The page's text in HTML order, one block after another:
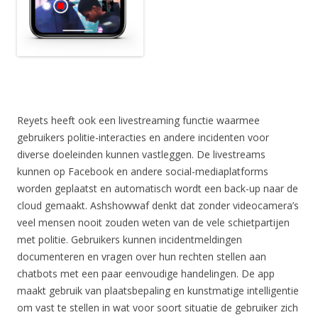
Reyets heeft ook een livestreaming functie waarmee
gebruikers politie-interacties en andere incidenten voor
diverse doeleinden kunnen vastleggen. De livestreams
kunnen op Facebook en andere social-mediaplatforms
worden geplaatst en automatisch wordt een back-up naar de
cloud gemaakt. Ashshowwaf denkt dat zonder videocamera’s
veel mensen nooit zouden weten van de vele schietpartijen
met politie. Gebruikers kunnen incidentmeldingen
documenteren en vragen over hun rechten stellen aan
chatbots met een paar eenvoudige handelingen. De app
maakt gebruik van plaatsbepaling en kunstmatige intelligentie
om vast te stellen in wat voor soort situatie de gebruiker zich